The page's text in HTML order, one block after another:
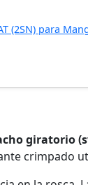
(2SN) para
giratorio
crimpado